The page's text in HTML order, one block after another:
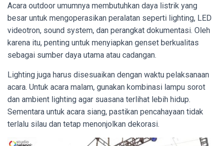
Acara outdoor umumnya membutuhkan daya listrik yang
besar untuk mengoperasikan peralatan seperti lighting, LED
videotron, sound system, dan perangkat dokumentasi. Oleh
karena itu, penting untuk menyiapkan genset berkualitas
sebagai sumber daya utama atau cadangan.
Lighting juga harus disesuaikan dengan waktu pelaksanaan
acara. Untuk acara malam, gunakan kombinasi lampu sorot
dan ambient lighting agar suasana terlihat lebih hidup.
Sementara untuk acara siang, pastikan pencahayaan tidak
terlalu silau dan tetap menonjolkan dekorasi.